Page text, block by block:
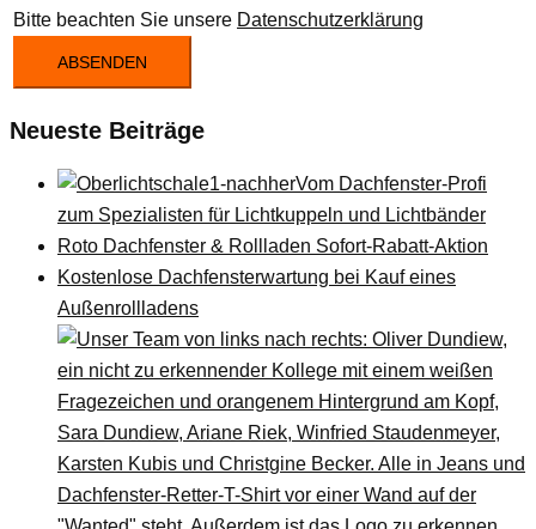
Bitte beachten Sie unsere Datenschutzerklärung
ABSENDEN
Neueste Beiträge
Vom Dachfenster-Profi
zum Spezialisten für Lichtkuppeln und Lichtbänder
Roto Dachfenster & Rollladen Sofort-Rabatt-Aktion
Kostenlose Dachfensterwartung bei Kauf eines
Außenrollladens